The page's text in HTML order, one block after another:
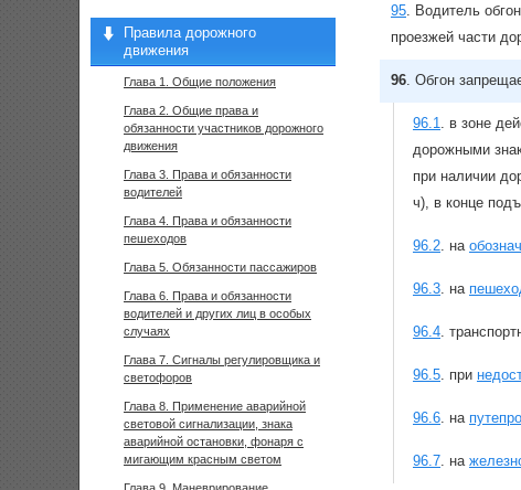
95. Водитель
проезжей части
96. Обгон
96.1. в зоне
дорожными
при наличии
ч), в конце
96.2. на
96.3. на
96.4.
96.5. при
96.6. на
96.7. на
Правила дорожного
движения
Глава 1. Общие положения
Глава 2. Общие права и
обязанности участников дорожного
движения
Глава 3. Права и обязанности
водителей
Глава 4. Права и обязанности
пешеходов
Глава 5. Обязанности пассажиров
Глава 6. Права и обязанности
водителей и других лиц в особых
случаях
Глава 7. Сигналы регулировщика и
светофоров
Глава 8. Применение аварийной
световой сигнализации, знака
аварийной остановки, фонаря с
мигающим красным светом